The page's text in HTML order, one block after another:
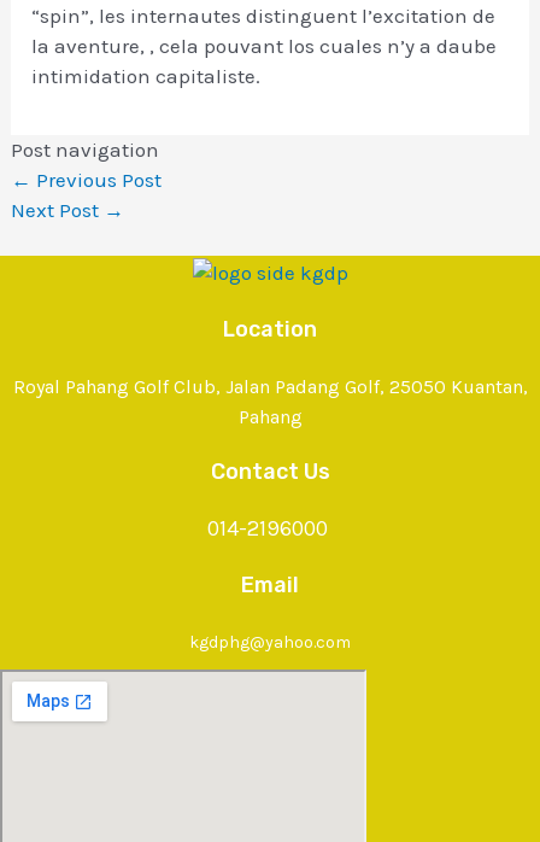
“spin”, les internautes distinguent l’excitation de
la aventure, , cela pouvant los cuales n’y a daube
intimidation capitaliste.
Post navigation
← Previous Post
Next Post →
Location
Royal Pahang Golf Club, Jalan Padang Golf, 25050 Kuantan,
Pahang
Contact Us
014-2196000
Email
kgdphg@yahoo.com